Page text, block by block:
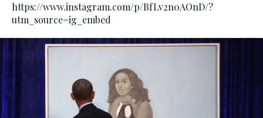
https://www.instagram.com/p/BfLv2n0AOnD/?
utm_source=ig_embed